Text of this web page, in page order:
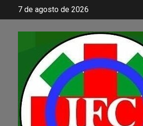
7 de agosto de 2026